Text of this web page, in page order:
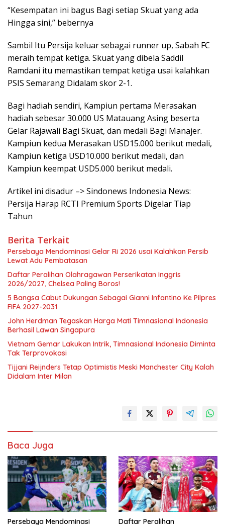
“Kesempatan ini bagus Bagi setiap Skuat yang ada
Hingga sini,” bebernya
Sambil Itu Persija keluar sebagai runner up, Sabah FC
meraih tempat ketiga. Skuat yang dibela Saddil
Ramdani itu memastikan tempat ketiga usai kalahkan
PSIS Semarang Didalam skor 2-1.
Bagi hadiah sendiri, Kampiun pertama Merasakan
hadiah sebesar 30.000 US Matauang Asing beserta
Gelar Rajawali Bagi Skuat, dan medali Bagi Manajer.
Kampiun kedua Merasakan USD15.000 berikut medali,
Kampiun ketiga USD10.000 berikut medali, dan
Kampiun keempat USD5.000 berikut medali.
Artikel ini disadur –> Sindonews Indonesia News:
Persija Harap RCTI Premium Sports Digelar Tiap
Tahun
Berita Terkait
Persebaya Mendominasi Gelar Ri 2026 usai Kalahkan Persib
Lewat Adu Pembatasan
Daftar Peralihan Olahragawan Perserikatan Inggris
2026/2027, Chelsea Paling Boros!
5 Bangsa Cabut Dukungan Sebagai Gianni Infantino Ke Pilpres
FIFA 2027-2031
John Herdman Tegaskan Harga Mati Timnasional Indonesia
Berhasil Lawan Singapura
Vietnam Gemar Lakukan Intrik, Timnasional Indonesia Diminta
Tak Terprovokasi
Tijjani Reijnders Tetap Optimistis Meski Manchester City Kalah
Didalam Inter Milan
Baca Juga
Persebaya Mendominasi Daftar Peralihan